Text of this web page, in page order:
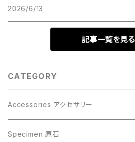
2026/6/13
記事一覧を見る
CATEGORY
Accessories アクセサリー
Gibeon ギベオン
Specimen 原石